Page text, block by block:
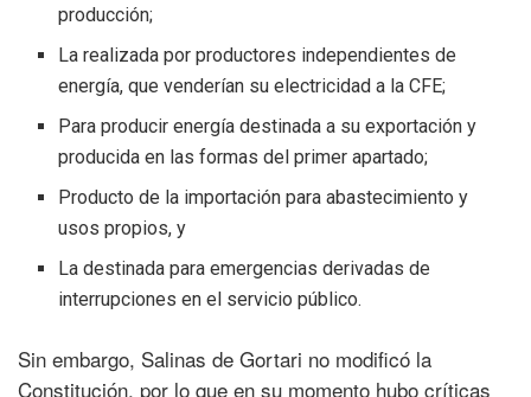
producción;
La realizada por productores independientes de
energía, que venderían su electricidad a la CFE;
Para producir energía destinada a su exportación y
producida en las formas del primer apartado;
Producto de la importación para abastecimiento y
usos propios, y
La destinada para emergencias derivadas de
interrupciones en el servicio público.
Sin embargo, Salinas de Gortari no modificó la
Constitución, por lo que en su momento hubo críticas